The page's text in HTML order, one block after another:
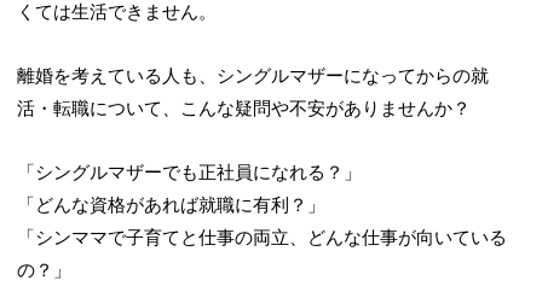
くては生活できません。
離婚を考えている人も、シングルマザーになってからの就
活・転職について、こんな疑問や不安がありませんか？
「シングルマザーでも正社員になれる？」
「どんな資格があれば就職に有利？」
「シンママで子育てと仕事の両立、どんな仕事が向いている
の？」